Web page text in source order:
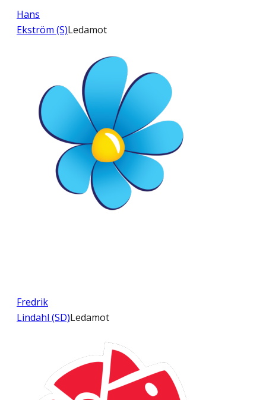
Hans
Ekström (S)Ledamot
Fredrik
Lindahl (SD)Ledamot